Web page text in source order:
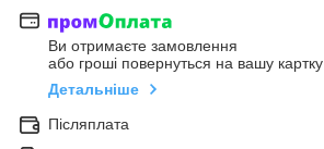
Ви отримаєте замовлення
або гроші повернуться на вашу картку
Детальніше
Післяплата